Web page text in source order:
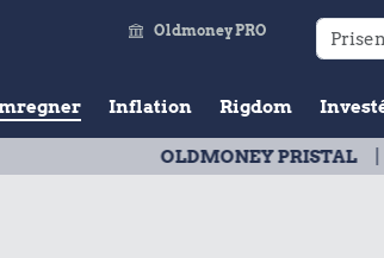
Oldmoney PRO
Inflation Rigdom
OLDMONEY PRISTAL|